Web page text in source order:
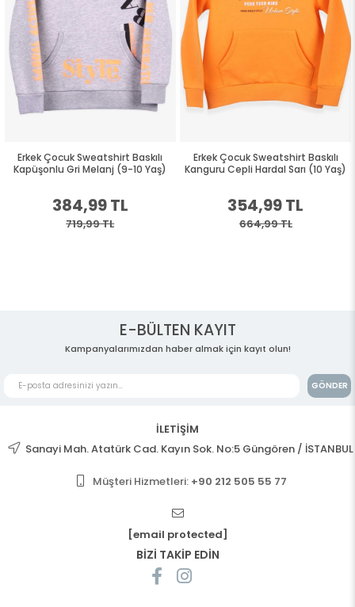
Erkek Çocuk Sweatshirt Baskılı
Kapüşonlu Gri Melanj (9-10 Yaş)
384,99 TL
719,99 TL
Erkek Çocuk Sweatshirt Baskılı
Kanguru Cepli Hardal Sarı (10 Yaş)
354,99 TL
664,99 TL
E-BÜLTEN KAYIT
Kampanyalarımızdan haber almak için kayıt olun!
GÖNDER
İLETİŞİM
Sanayi Mah. Atatürk Cad. Kayın Sok. No:5 Güngören / İSTANBUL
Müşteri Hizmetleri: +90 212 505 55 77
[email protected]
BİZİ TAKİP EDİN